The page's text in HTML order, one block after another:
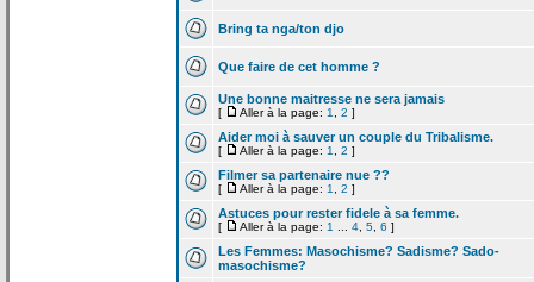
Bring ta nga/ton djo
Que faire de cet homme ?
Une bonne maitresse ne sera jamais
[ Aller à la page: 1 2 ]
Aider moi à sauver un couple du Tribalisme.
[ Aller à la page: 1 2 ]
Filmer sa partenaire nue ??
[ Aller à la page: 1 2 ]
Astuces pour rester fidele à sa femme.
[ Aller à la page: 1 4 5 6 ]
Les Femmes: Masochisme? Sadisme? Sado-
masochisme?